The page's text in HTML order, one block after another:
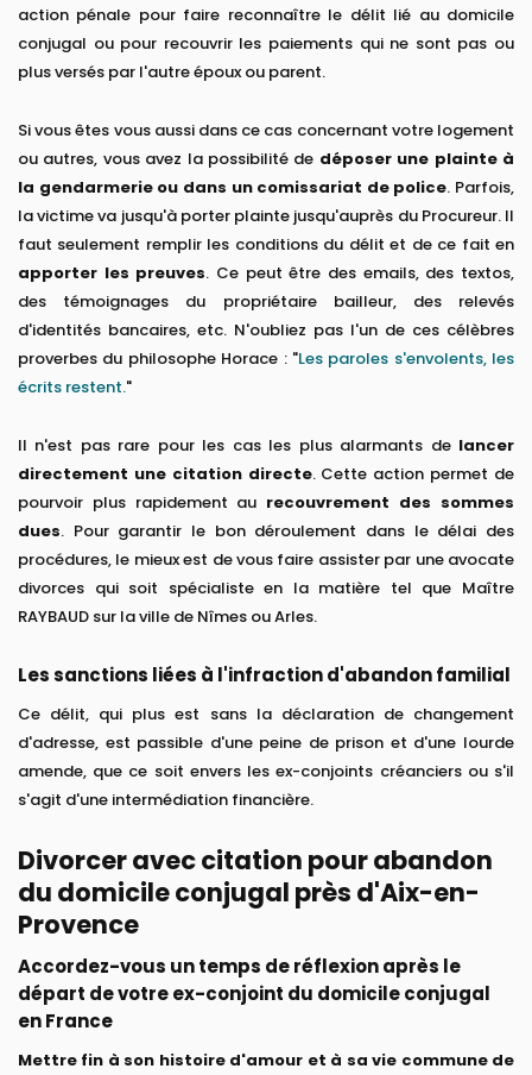
action pénale pour faire reconnaître le délit lié au domicile
conjugal ou pour recouvrir les paiements qui ne sont pas ou
plus versés par l'autre époux ou parent.
Si vous êtes vous aussi dans ce cas concernant votre logement
ou autres, vous avez la possibilité de déposer une plainte à
la gendarmerie ou dans un comissariat de police. Parfois,
la victime va jusqu'à porter plainte jusqu'auprès du Procureur. Il
faut seulement remplir les conditions du délit et de ce fait en
apporter les preuves. Ce peut être des emails, des textos,
des témoignages du propriétaire bailleur, des relevés
d'identités bancaires, etc. N'oubliez pas l'un de ces célèbres
proverbes du philosophe Horace : "Les paroles s'envolents, les
écrits restent."
Il n'est pas rare pour les cas les plus alarmants de lancer
directement une citation directe. Cette action permet de
pourvoir plus rapidement au recouvrement des sommes
dues. Pour garantir le bon déroulement dans le délai des
procédures, le mieux est de vous faire assister par une avocate
divorces qui soit spécialiste en la matière tel que Maître
RAYBAUD sur la ville de Nîmes ou Arles.
Les sanctions liées à l'infraction d'abandon familial
Ce délit, qui plus est sans la déclaration de changement
d'adresse, est passible d'une peine de prison et d'une lourde
amende, que ce soit envers les ex-conjoints créanciers ou s'il
s'agit d'une intermédiation financière.
Divorcer avec citation pour abandon
du domicile conjugal près d'Aix-en-
Provence
Accordez-vous un temps de réflexion après le
départ de votre ex-conjoint du domicile conjugal
en France
Mettre fin à son histoire d'amour et à sa vie commune de